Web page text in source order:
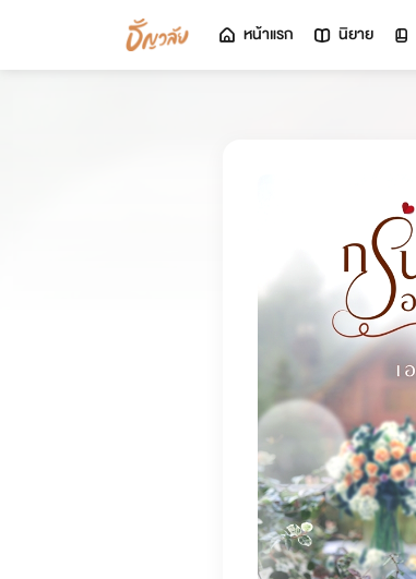
หน้าแรก นิยาย